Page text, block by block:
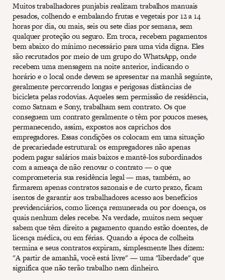
Muitos trabalhadores punjabis realizam trabalhos manuais
pesados, colhendo e embalando frutas e vegetais por 12 a 14
horas por dia, ou mais, seis ou sete dias por semana, sem
qualquer proteção ou seguro. Em troca, recebem pagamentos
bem abaixo do mínimo necessário para uma vida digna. Eles
são recrutados por meio de um grupo do WhatsApp, onde
recebem uma mensagem na noite anterior, indicando o
horário e o local onde devem se apresentar na manhã seguinte,
geralmente percorrendo longas e perigosas distâncias de
bicicleta pelas rodovias. Aqueles sem permissão de residência,
como Satnam e Sony, trabalham sem contrato. Os que
conseguem um contrato geralmente o têm por poucos meses,
permanecendo, assim, expostos aos caprichos dos
empregadores. Essas condições os colocam em uma situação
de precariedade estrutural: os empregadores não apenas
podem pagar salários mais baixos e mantê-los subordinados
com a ameaça de não renovar o contrato — o que
comprometeria sua residência legal — mas, também, ao
firmarem apenas contratos sazonais e de curto prazo, ficam
isentos de garantir aos trabalhadores acesso aos benefícios
previdenciários, como licença remunerada ou por doença, os
quais nenhum deles recebe. Na verdade, muitos nem sequer
sabem que têm direito a pagamento quando estão doentes, de
licença médica, ou em férias. Quando a época de colheita
termina e seus contratos expiram, simplesmente lhes dizem:
"A partir de amanhã, você está livre" — uma "liberdade" que
significa que não terão trabalho nem dinheiro.